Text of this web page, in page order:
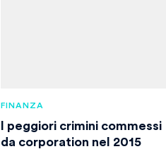
FINANZA
I peggiori crimini commessi
da corporation nel 2015